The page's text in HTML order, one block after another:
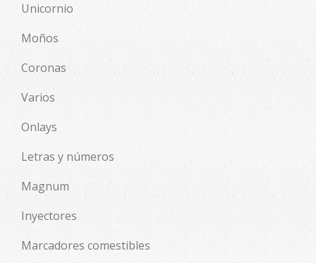
Unicornio
Moños
Coronas
Varios
Onlays
Letras y números
Magnum
Inyectores
Marcadores comestibles